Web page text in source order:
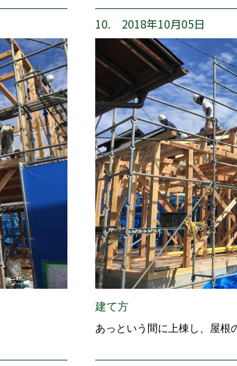
10. 2018年10月05日
建て方
あっという間に上棟し、屋根